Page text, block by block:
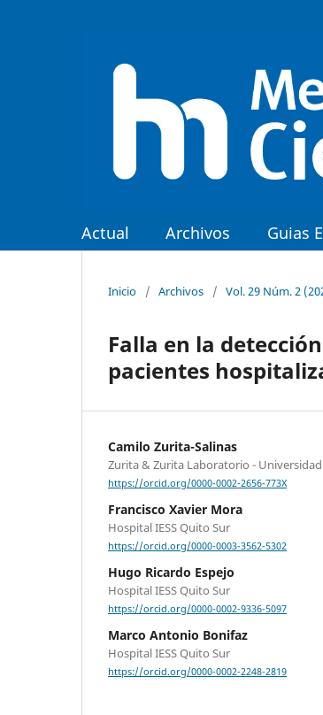
Actual Archivos Guias
Inicio / Archivos / Vol. 29 Núm. 2
Falla en la detección
pacientes
Camilo Zurita-Salinas
Zurita & Zurita Laboratorio -
https://orcid.org/0000-0002-2656-773X
Francisco Xavier Mora
Hospital IESS Quito Sur
https://orcid.org/0000-0003-3562-5302
Hugo Ricardo Espejo
Hospital IESS Quito Sur
https://orcid.org/0000-0002-9336-5097
Marco Antonio Bonifaz
Hospital IESS Quito Sur
https://orcid.org/0000-0002-2248-2819